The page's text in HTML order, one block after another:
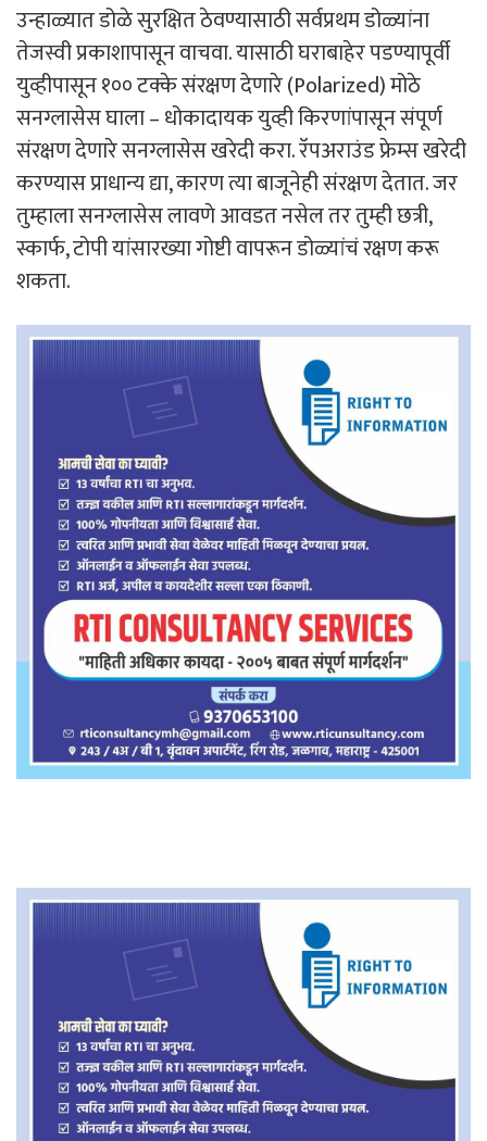
उन्हाळ्यात डोळे सुरक्षित ठेवण्यासाठी सर्वप्रथम डोळ्यांना
तेजस्वी प्रकाशापासून वाचवा. यासाठी घराबाहेर पडण्यापूर्वी
युव्हीपासून १०० टक्के संरक्षण देणारे (Polarized) मोठे
सनग्लासेस घाला – धोकादायक युव्ही किरणांपासून संपूर्ण
संरक्षण देणारे सनग्लासेस खरेदी करा. रॅपअराउंड फ्रेम्स खरेदी
करण्यास प्राधान्य द्या, कारण त्या बाजूनेही संरक्षण देतात. जर
तुम्हाला सनग्लासेस लावणे आवडत नसेल तर तुम्ही छत्री,
स्कार्फ, टोपी यांसारख्या गोष्टी वापरून डोळ्यांचं रक्षण करू
शकता.